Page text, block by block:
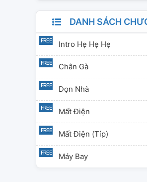
DANH SÁCH
Intro Hẹ Hẹ Hẹ
Chân Gà
Dọn Nhà
Mất Điện
Mất Điện (típ)
Máy Bay